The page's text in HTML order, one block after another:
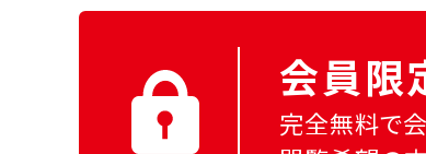
会員限
完全無料で